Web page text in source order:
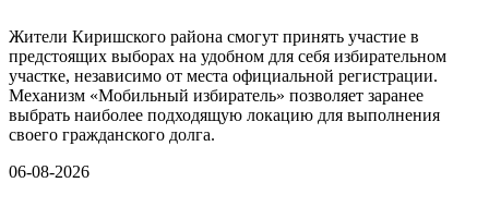
Жители Киришского района смогут принять участие в
предстоящих выборах на удобном для себя избирательном
участке, независимо от места официальной регистрации.
Механизм «Мобильный избиратель» позволяет заранее
выбрать наиболее подходящую локацию для выполнения
своего гражданского долга.
06-08-2026